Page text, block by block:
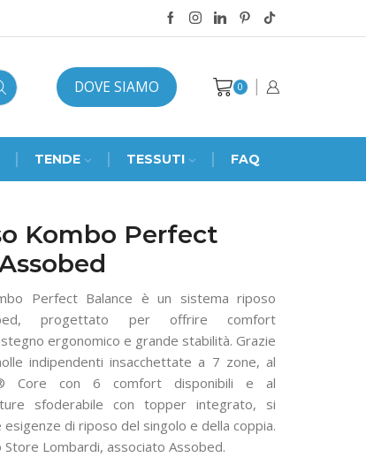
DOVE SIAMO 0
TENDE TESSUTI FAQ
Kombo Perfect
Perfect Balance è un sistema riposo
progettato per offrire comfort
ergonomico e grande stabilità. Grazie
indipendenti insacchettate a 7 zone, al
Core con 6 comfort disponibili e al
sfoderabile con topper integrato, si
di riposo del singolo e della coppia.
Lombardi, associato Assobed.